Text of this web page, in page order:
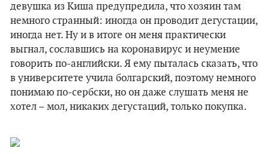
девушка из Киша предупредила, что хозяин там
немного странный: иногда он проводит дегустации,
иногда нет. Ну и в итоге он меня практически
выгнал, сославшись на коронавирус и неумение
говорить по-английски. Я ему пыталась сказать, что
в университете учила болгарский, поэтому немного
понимаю по-сербски, но он даже слушать меня не
хотел – мол, никаких дегустаций, только покупка.